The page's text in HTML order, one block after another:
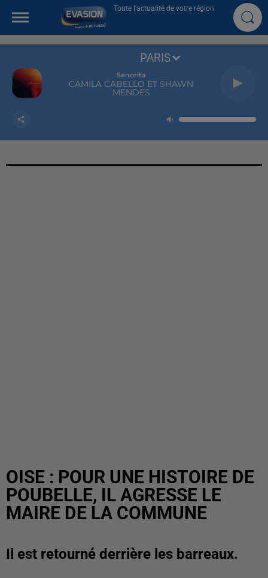
Toute l'actualité de votre région
Senorita
CAMILA CABELLO ET SHAWN
MENDES
PARIS
OISE : POUR UNE HISTOIRE DE
POUBELLE, IL AGRESSE LE
MAIRE DE LA COMMUNE
Il est retourné derrière les barreaux.